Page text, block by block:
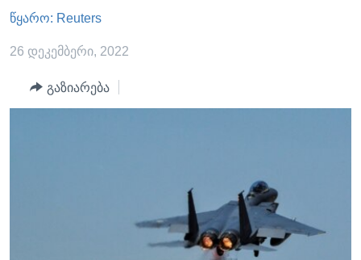
ᲕᲘᲓᲔᲝᲔᲑᲘ
ᲒᲐᲓᲐᲪᲔᲛᲔᲑᲘ
ᲕᲐᲨᲘᲜᲒᲢᲝᲜᲘ ᲓᲦᲔᲡ
ᲮᲔᲓᲕᲐ ᲕᲐᲨᲘᲜᲒᲢᲝᲜᲘᲓᲐᲜ
ᲡᲮᲕᲐ ᲡᲘᲐᲮᲚᲔᲔᲑᲘ
ᲞᲝᲚᲘᲢᲘᲙᲐ
ᲠᲣᲡᲔᲗᲘᲡ ᲨᲔᲭᲠᲐ ᲣᲙᲠᲐᲘᲜᲐᲨᲘ
წყარო: Reuters
26 დეკემბერი, 2022
გაზიარება